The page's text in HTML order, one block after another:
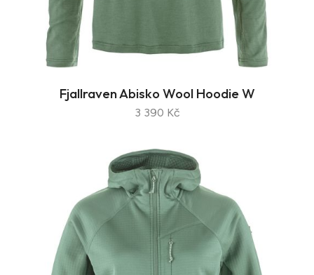
Fjallraven Abisko Wool Hoodie W
3 390 Kč